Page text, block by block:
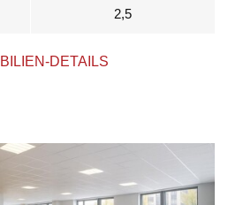
2,5
DETAILS